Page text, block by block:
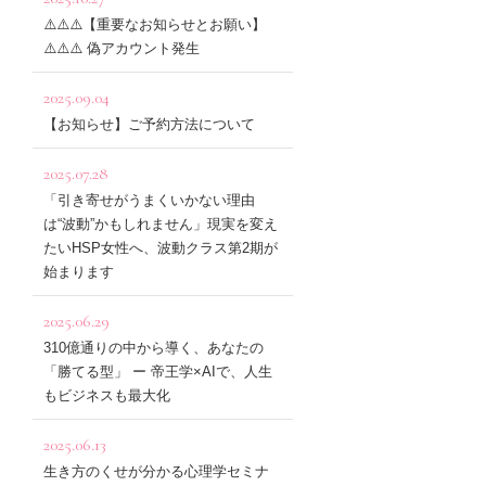
⚠️⚠️⚠️【重要なお知らせとお願い】
⚠️⚠️⚠️ 偽アカウント発生
2025.09.04
【お知らせ】ご予約方法について
2025.07.28
「引き寄せがうまくいかない理由
は“波動”かもしれません」現実を変え
たいHSP女性へ、波動クラス第2期が
始まります
2025.06.29
310億通りの中から導く、あなたの
「勝てる型」 ー 帝王学×AIで、人生
もビジネスも最大化
2025.06.13
生き方のくせが分かる心理学セミナ